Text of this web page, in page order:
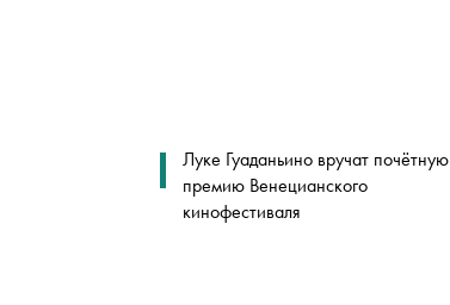
Луке Гуаданьино вручат почётную
премию Венецианского
кинофестиваля